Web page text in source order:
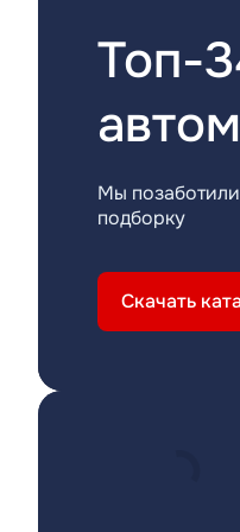
Топ-
Мы
подборку
Скачать